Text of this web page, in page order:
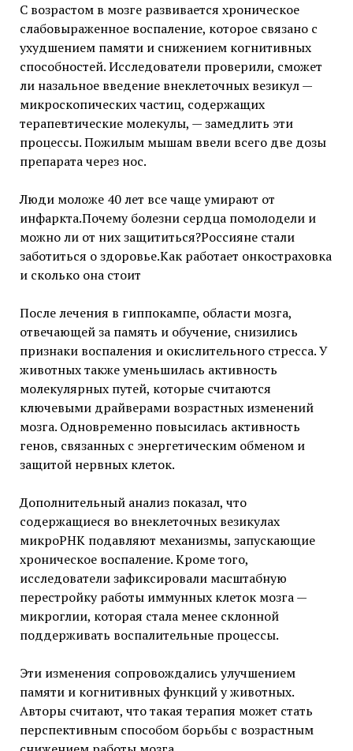
С возрастом в мозге развивается хроническое
слабовыраженное воспаление, которое связано с
ухудшением памяти и снижением когнитивных
способностей. Исследователи проверили, сможет
ли назальное введение внеклеточных везикул —
микроскопических частиц, содержащих
терапевтические молекулы, — замедлить эти
процессы. Пожилым мышам ввели всего две дозы
препарата через нос.
Люди моложе 40 лет все чаще умирают от
инфаркта.Почему болезни сердца помолодели и
можно ли от них защититься?Россияне стали
заботиться о здоровье.Как работает онкостраховка
и сколько она стоит
После лечения в гиппокампе, области мозга,
отвечающей за память и обучение, снизились
признаки воспаления и окислительного стресса. У
животных также уменьшилась активность
молекулярных путей, которые считаются
ключевыми драйверами возрастных изменений
мозга. Одновременно повысилась активность
генов, связанных с энергетическим обменом и
защитой нервных клеток.
Дополнительный анализ показал, что
содержащиеся во внеклеточных везикулах
микроРНК подавляют механизмы, запускающие
хроническое воспаление. Кроме того,
исследователи зафиксировали масштабную
перестройку работы иммунных клеток мозга —
микроглии, которая стала менее склонной
поддерживать воспалительные процессы.
Эти изменения сопровождались улучшением
памяти и когнитивных функций у животных.
Авторы считают, что такая терапия может стать
перспективным способом борьбы с возрастным